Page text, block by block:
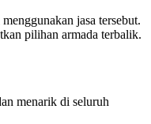
jasa tersebut.
pilihan armada terbalik.
menarik di seluruh